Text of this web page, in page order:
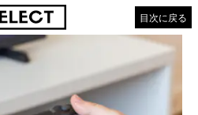
目次に戻る